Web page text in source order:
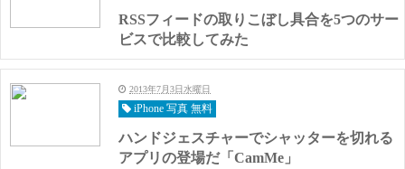
RSSフィードの取りこぼし具合を5つのサー
ビスで比較してみた
2013年7月3日水曜日
iPhone 写真 無料
ハンドジェスチャーでシャッターを切れる
アプリの登場だ「CamMe」